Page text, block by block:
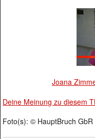
Joana
Deine Meinung zu diesem
Foto(s): © HauptBruch GbR